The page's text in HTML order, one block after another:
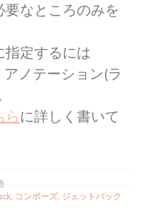
なところのみを
指定するには
ノテーション(ラ
ら に詳しく書いて
, コンポーズ, ジェットパック